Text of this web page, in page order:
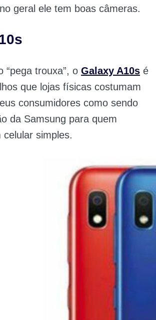
geral ele tem boas câmeras.
“pega trouxa”, o Galaxy A10s é
que lojas físicas costumam
consumidores como sendo
da Samsung para quem
celular simples.